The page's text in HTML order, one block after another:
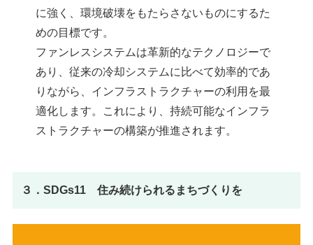
に強く、環境破壊をもたらさないものにするた
めの目標です。
ファンレスシステムは革新的なテクノロジーで
あり、従来の冷却システムに比べて効率的であ
りながら、インフラストラクチャーの利用を最
適化します。これにより、持続可能なインフラ
ストラクチャーの構築が推進されます。
３．SDGs11 住み続けられるまちづくりを